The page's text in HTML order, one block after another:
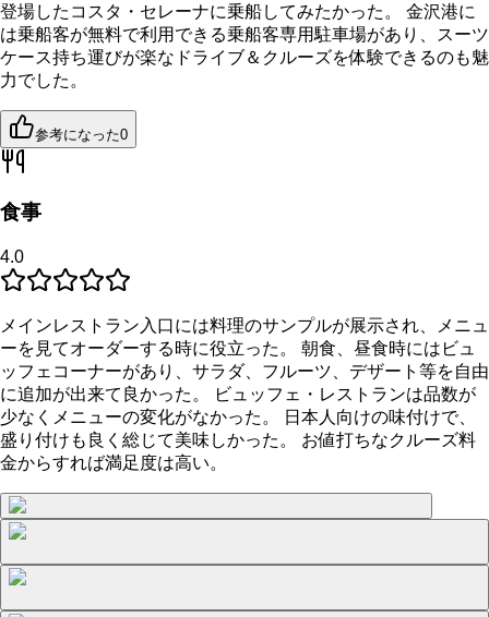
登場したコスタ・セレーナに乗船してみたかった。 金沢港に
は乗船客が無料で利用できる乗船客専用駐車場があり、スーツ
ケース持ち運びが楽なドライブ＆クルーズを体験できるのも魅
力でした。
参考になった0
食事
4.0
メインレストラン入口には料理のサンプルが展示され、メニュ
ーを見てオーダーする時に役立った。 朝食、昼食時にはビュ
ッフェコーナーがあり、サラダ、フルーツ、デザート等を自由
に追加が出来て良かった。 ビュッフェ・レストランは品数が
少なくメニューの変化がなかった。 日本人向けの味付けで、
盛り付けも良く総じて美味しかった。 お値打ちなクルーズ料
金からすれば満足度は高い。